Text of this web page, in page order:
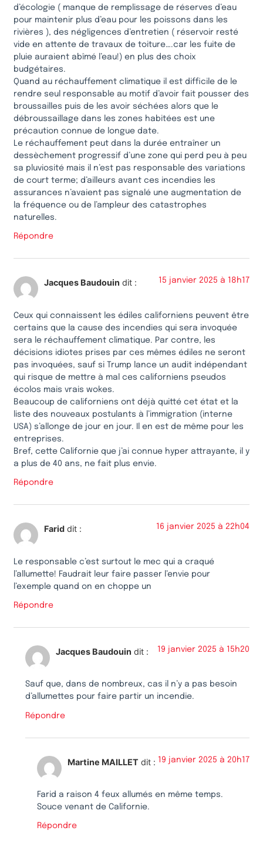
d’écologie ( manque de remplissage de réserves d’eau
pour maintenir plus d’eau pour les poissons dans les
rivières ), des négligences d’entretien ( réservoir resté
vide en attente de travaux de toiture….car les fuite de
pluie auraient abîmé l’eau!) en plus des choix
budgétaires.
Quand au réchauffement climatique il est difficile de le
rendre seul responsable au motif d’avoir fait pousser des
broussailles puis de les avoir séchées alors que le
débroussaillage dans les zones habitées est une
précaution connue de longue date.
Le réchauffement peut dans la durée entraîner un
dessèchement progressif d’une zone qui perd peu à peu
sa pluviosité mais il n’est pas responsable des variations
de court terme; d’ailleurs avant ces incendies les
assurances n’avaient pas signalé une augmentation de
la fréquence ou de l’ampleur des catastrophes
naturelles.
Répondre
Jacques Baudouin dit : 15 janvier 2025 à 18h17
Ceux qui connaissent les édiles californiens peuvent être
certains que la cause des incendies qui sera invoquée
sera le réchauffement climatique. Par contre, les
décisions idiotes prises par ces mêmes édiles ne seront
pas invoquées, sauf si Trump lance un audit indépendant
qui risque de mettre à mal ces californiens pseudos
écolos mais vrais wokes.
Beaucoup de californiens ont déjà quitté cet état et la
liste des nouveaux postulants à l’immigration (interne
USA) s’allonge de jour en jour. Il en est de même pour les
entreprises.
Bref, cette Californie que j’ai connue hyper attrayante, il y
a plus de 40 ans, ne fait plus envie.
Répondre
Farid dit : 16 janvier 2025 à 22h04
Le responsable c’est surtout le mec qui a craqué
l’allumette! Faudrait leur faire passer l’envie pour
l’exemple quand on en choppe un
Répondre
Jacques Baudouin dit : 19 janvier 2025 à 15h20
Sauf que, dans de nombreux, cas il n’y a pas besoin
d’allumettes pour faire partir un incendie.
Répondre
Martine MAILLET dit : 19 janvier 2025 à 20h17
Farid a raison 4 feux allumés en même temps.
Souce venant de Californie.
Répondre